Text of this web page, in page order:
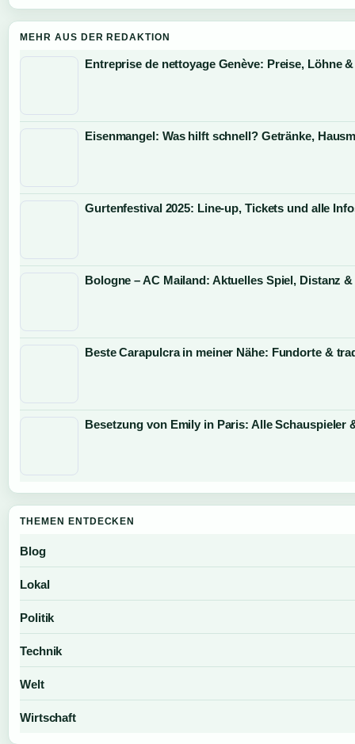
MEHR AUS DER REDAKTION
Entreprise de nettoyage Genève: Preise, Löhne
Eisenmangel: Was hilft schnell? Getränke,
Gurtenfestival 2025: Line-up, Tickets und alle
Bologne – AC Mailand: Aktuelles Spiel, Distanz &
Beste Carapulcra in meiner Nähe: Fundorte &
Besetzung von Emily in Paris: Alle Schauspieler
THEMEN ENTDECKEN
Blog
Lokal
Politik
Technik
Welt
Wirtschaft